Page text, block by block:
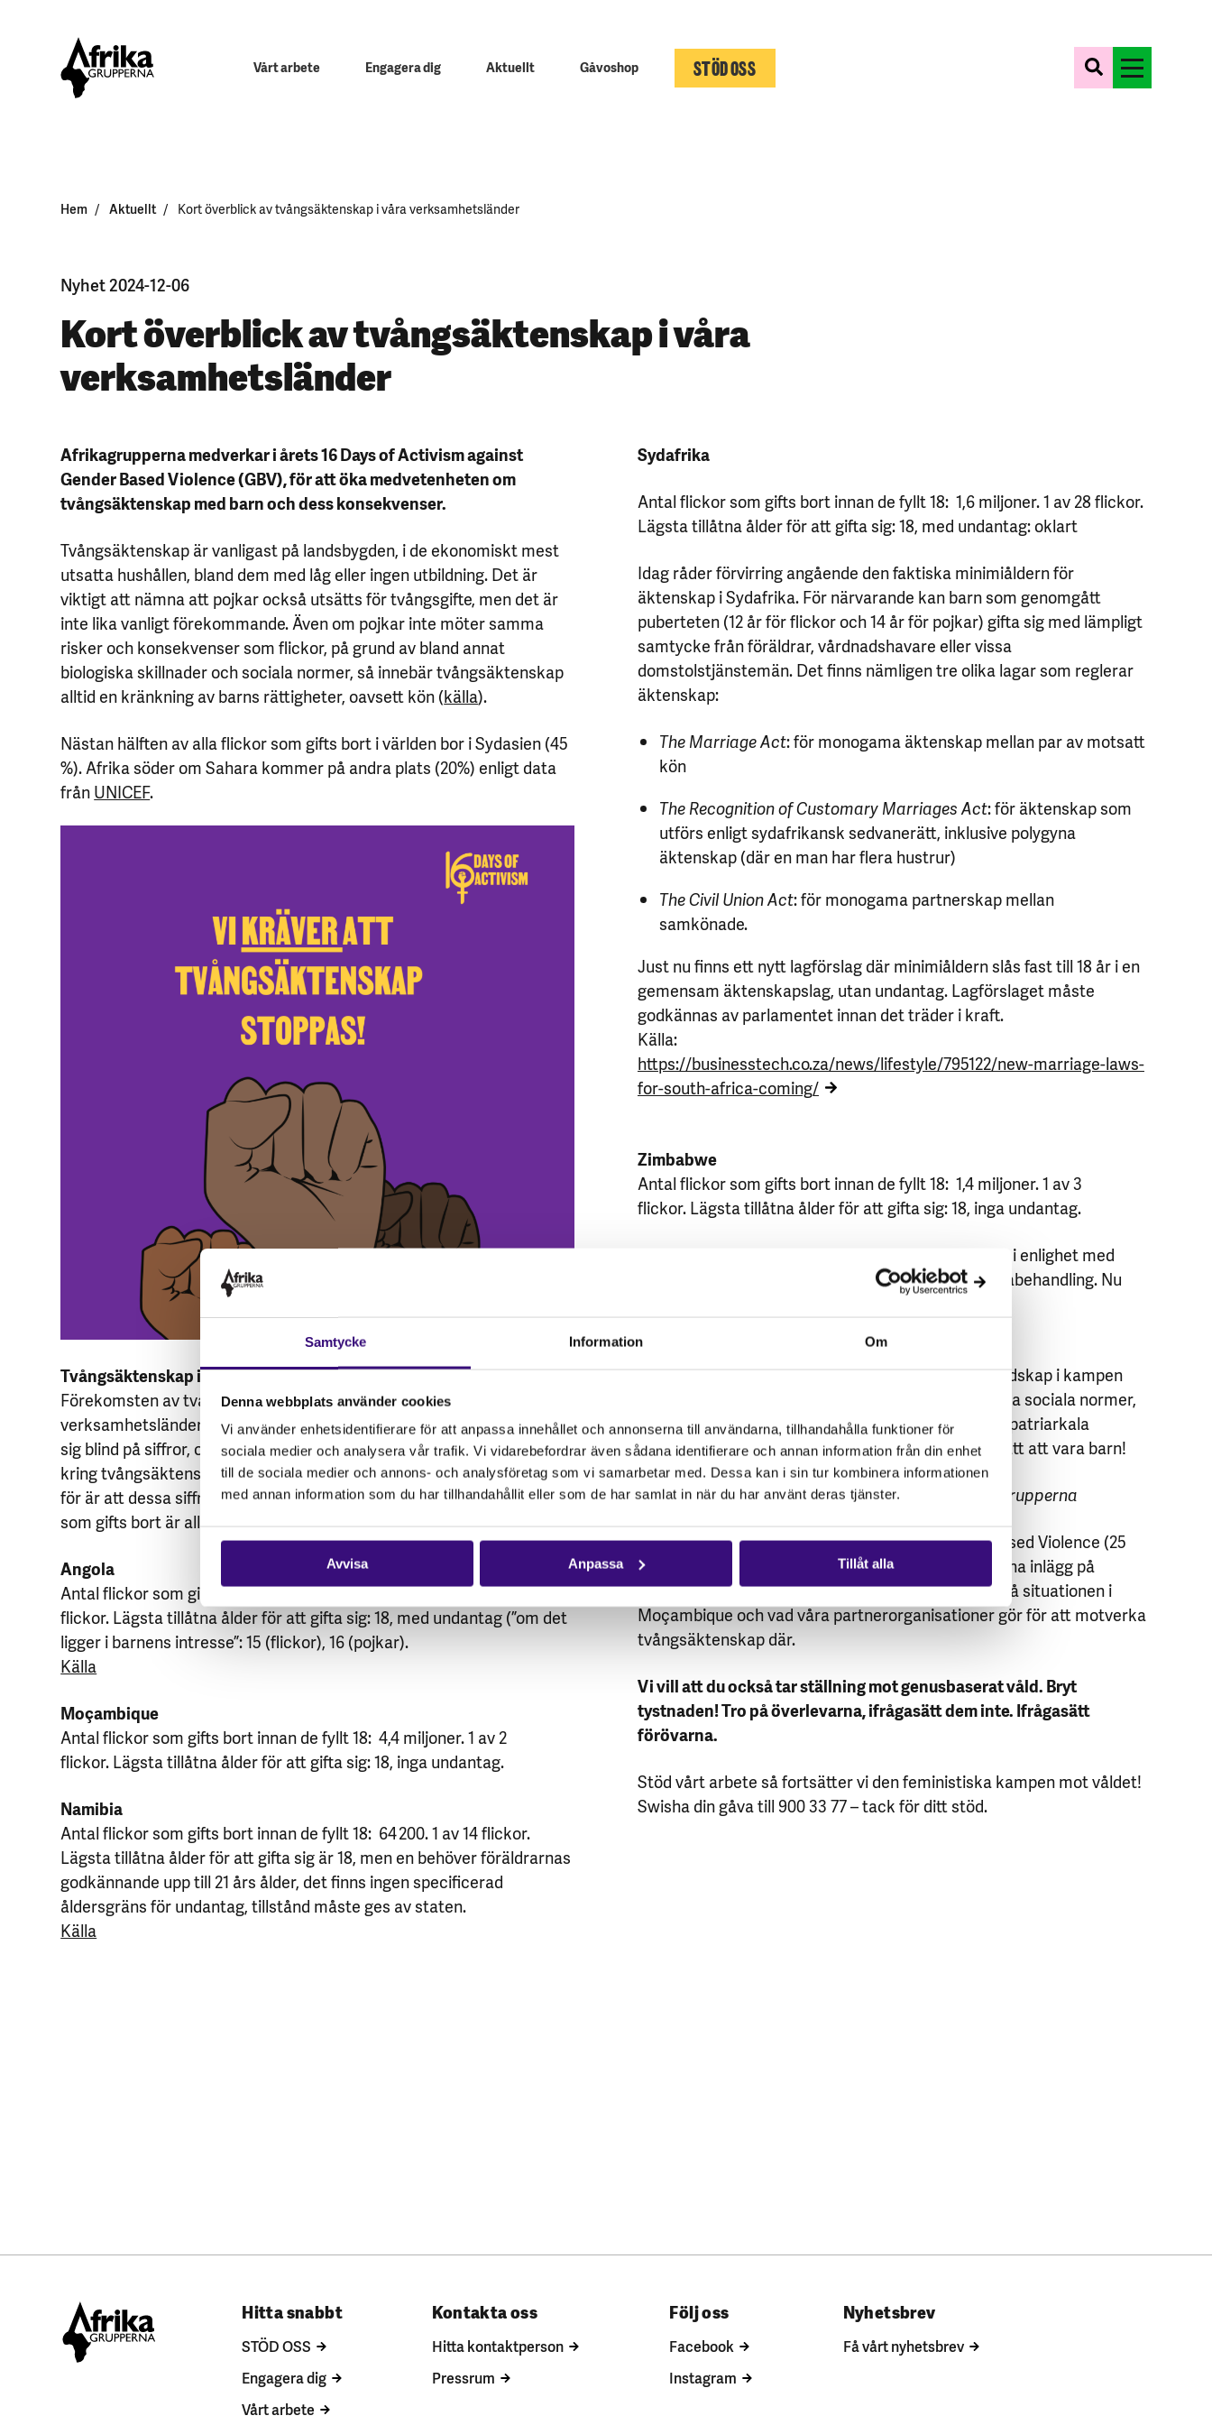
Samtycke Information Om
Denna webbplats använder cookies
Vi använder enhetsidentifierare för att anpassa innehållet och annonserna till användarna, tillhandahålla funktioner för
sociala medier och analysera vår trafik. Vi vidarebefordrar även sådana identifierare och annan information från din enhet
till de sociala medier och annons- och analysföretag som vi samarbetar med. Dessa kan i sin tur kombinera informationen
med annan information som du har tillhandahållit eller som de har samlat in när du har använt deras tjänster.
Avvisa Anpassa Tillåt alla
Vårt arbete Engagera dig Aktuellt Gåvoshop STÖD OSS
Hem Aktuellt Kort överblick av tvångsäktenskap i våra verksamhetsländer
Nyhet 2024-12-06
Kort överblick av tvångsäktenskap i våra
verksamhetsländer
Afrikagrupperna medverkar i årets 16 Days of Activism against
Gender Based Violence (GBV), för att öka medvetenheten om
tvångsäktenskap med barn och dess konsekvenser.
Tvångsäktenskap är vanligast på landsbygden, i de ekonomiskt mest
utsatta hushållen, bland dem med låg eller ingen utbildning. Det är
viktigt att nämna att pojkar också utsätts för tvångsgifte, men det är
inte lika vanligt förekommande. Även om pojkar inte möter samma
risker och konsekvenser som flickor, på grund av bland annat
biologiska skillnader och sociala normer, så innebär tvångsäktenskap
alltid en kränkning av barns rättigheter, oavsett kön (källa).
Nästan hälften av alla flickor som gifts bort i världen bor i Sydasien (45
%). Afrika söder om Sahara kommer på andra plats (20%) enligt data
frånUNICEF.
Tvångsäktenskap i våra verksamhetsländer
Förekomsten av tvångsäktenskap varierar mellan våra
verksamhetsländer i södra Afrika. Det är naturligtvis vanligt att stirra
sig blind på siffror, och stundvis svårt att ta in de svindlande siffrorna
kring tvångsäktenskap. Det vi på Afrikagrupperna önskar och arbetar
för är att dessa siffror hamnar på 0. Siffrorna nedan om antal flickor
som gifts bort är alla tagna frånUNICEF:
Angola
Antal flickor som gifts bort innan de fyllt 18: 2,5 miljoner. 3 av 10
flickor. Lägsta tillåtna ålder för att gifta sig: 18, med undantag (”om det
ligger i barnens intresse”: 15 (flickor), 16 (pojkar).
Källa
Moçambique
Antal flickor som gifts bort innan de fyllt 18: 4,4 miljoner. 1 av 2
flickor. Lägsta tillåtna ålder för att gifta sig: 18, inga undantag.
Namibia
Antal flickor som gifts bort innan de fyllt 18: 64 200. 1 av 14 flickor.
Lägsta tillåtna ålder för att gifta sig är 18, men en behöver föräldrarnas
godkännande upp till 21 års ålder, det finns ingen specificerad
åldersgräns för undantag, tillstånd måste ges av staten.
Källa
Sydafrika
Antal flickor som gifts bort innan de fyllt 18: 1,6 miljoner. 1 av 28 flickor.
Lägsta tillåtna ålder för att gifta sig: 18, med undantag: oklart
Idag råder förvirring angående den faktiska minimiåldern för
äktenskap i Sydafrika. För närvarande kan barn som genomgått
puberteten (12 år för flickor och 14 år för pojkar) gifta sig med lämpligt
samtycke från föräldrar, vårdnadshavare eller vissa
domstolstjänstemän. Det finns nämligen tre olika lagar som reglerar
äktenskap:
The Marriage Act: för monogama äktenskap mellan par av motsatt
kön
The Recognition of Customary Marriages Act: för äktenskap som
utförs enligt sydafrikansk sedvanerätt, inklusive polygyna
äktenskap (där en man har flera hustrur)
The Civil Union Act: för monogama partnerskap mellan
samkönade.
Just nu finns ett nytt lagförslag där minimiåldern slås fast till 18 år i en
gemensam äktenskapslag, utan undantag. Lagförslaget måste
godkännas av parlamentet innan det träder i kraft.
Källa:
https://businesstech.co.za/news/lifestyle/795122/new-marriage-laws-
for-south-africa-coming/
Zimbabwe
Antal flickor som gifts bort innan de fyllt 18: 1,4 miljoner. 1 av 3
flickor. Lägsta tillåtna ålder för att gifta sig: 18, inga undantag.
2016 förbjöd Zimbabwe tvångsäktenskap med barn i enlighet med
konstitutionens definition av ’barn’ och rätten till likabehandling. Nu
finns inte längre några undantag för sedvanerätt.
Politiska initiativ och juridiska ramverk är viktiga redskap i kampen
mot tvångsäktenskap. Samtidigt behöver vi förändra sociala normer,
motverka stigma och diskriminering, och bryta ner patriarkala
strukturer och skadliga traditioner. För alla barns rätt att vara barn!
Artikelskriven av Louise Hall, praktikant på Afrikagrupperna
Under årets 16 Days of Activism against Gender Based Violence (25
november – 10 december)
publicerar Afrikagrupperna inlägg på
hemsidan och sociala medier. Vi fokuserar främst på situationen i
Moçambique och vad våra partnerorganisationer gör för att motverka
tvångsäktenskap där.
Vi vill att du också tar ställning mot genusbaserat våld. Bryt
tystnaden! Tro på överlevarna, ifrågasätt dem inte. Ifrågasätt
förövarna.
Stöd vårt arbete så fortsätter vi den feministiska kampen mot våldet!
Swisha din gåva till 900 33 77 – tack för ditt stöd.
Hitta snabbt
STÖD OSS
Engagera dig
Vårt arbete
Kontakta oss
Hitta kontaktperson
Pressrum
Följ oss
Facebook
Instagram
Nyhetsbrev
Få vårt nyhetsbrev